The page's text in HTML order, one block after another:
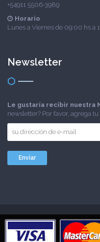
+54911 5506-3989
Horario
Lunes a Viernes de 09:00 hs a
Newsletter
Le gustaría recibir nuestra
newsletter? Por favor, agrega